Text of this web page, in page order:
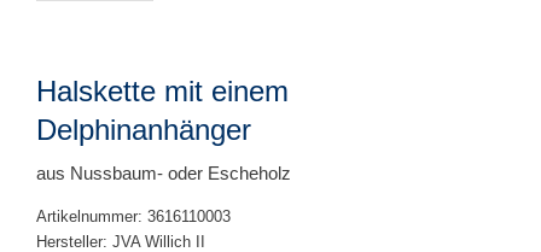
Halskette mit einem
Delphinanhänger
aus Nussbaum- oder Escheholz
Artikelnummer: 3616110003
Hersteller: JVA Willich II